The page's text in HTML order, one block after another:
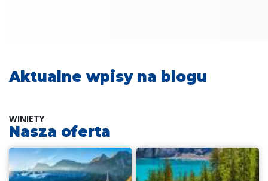
Aktualne wpisy na blogu
WINIETY
Nasza oferta